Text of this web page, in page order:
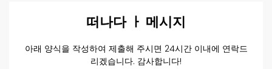
떠나다 ㅏ 메시지
아래 양식을 작성하여 제출해 주시면 24시간 이내에 연락드
리겠습니다. 감사합니다!